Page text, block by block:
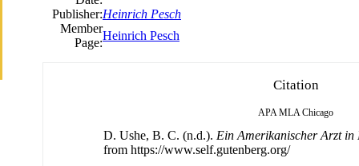
Publisher:Heinrich Pesch
Member
Page:
Heinrich Pesch
Citation
APA MLA Chicago
D. Ushe, B. C. (n.d.). Ein Amerikanischer Arzt in
from https://www.self.gutenberg.org/